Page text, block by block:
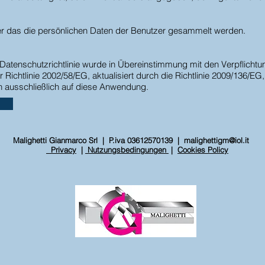
das die persönlichen Daten der Benutzer gesammelt werden.
wurde in Übereinstimmung mit den
2002/58/EG, aktualisiert durch die Richtlinie 2009/136/
auf diese Anwendung.
Malighetti Gianmarco Srl | P.iva 03612570139 | malighettigm@iol.it
Privacy | Nutzungsbedingungen | Cookies Policy
TAGS:
sistemi di pulizia rotanti; impianti
di verniciatura; sistemi di
abbattitura polveri; ugello
rotante;
pulizia filtri industriali; cartucce
filtranti; sistemi di pulizia ad
ugello rotante; malighetti.